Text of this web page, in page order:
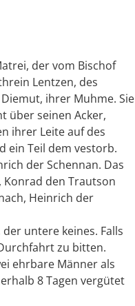
der vom Bischof
Lentzen, des
ihrer Muhme. Sie
über seinen Acker,
ihrer Leite auf des
ein Teil dem vestorb.
der Schennan. Das
Konrad den Trautson
Heinrich der
untere keines. Falls
zu bitten.
ehrbare Männer als
8 Tagen vergütet